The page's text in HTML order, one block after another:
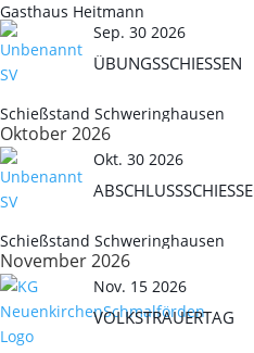
Gasthaus Heitmann
Sep. 30 2026
ÜBUNGSSCHIESSEN
Schießstand Schweringhausen
Oktober 2026
Okt. 30 2026
ABSCHLUSSSCHIESSEN
Schießstand Schweringhausen
November 2026
Nov. 15 2026
VOLKSTRAUERTAG